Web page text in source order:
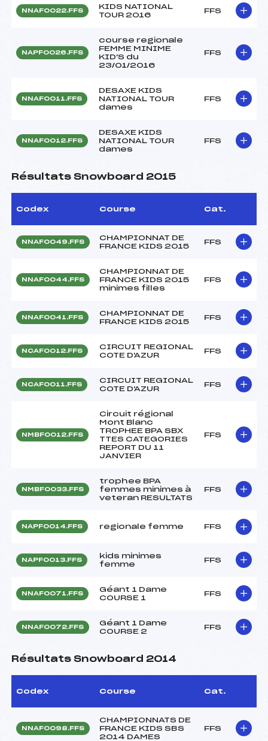
NNAF0022.FFS
KIDS NATIONAL
TOUR 2016
FFS
NAPF0026.FFS
course regionale
FEMME MINIME
KID'S du
23/01/2016
FFS
NNAF0011.FFS
DESAXE KIDS
NATIONAL TOUR
dames
FFS
NNAF0012.FFS
DESAXE KIDS
NATIONAL TOUR
dames
FFS
Résultats Snowboard 2015
Codex Course Cat.
NNAF0049.FFS
CHAMPIONNAT DE
FRANCE KIDS 2015
FFS
NNAF0044.FFS
CHAMPIONNAT DE
FRANCE KIDS 2015
minimes filles
FFS
NNAF0041.FFS
CHAMPIONNAT DE
FRANCE KIDS 2015
FFS
NCAF0012.FFS
CIRCUIT REGIONAL
COTE D'AZUR
FFS
NCAF0011.FFS
CIRCUIT REGIONAL
COTE D'AZUR
FFS
NMBF0012.FFS
Circuit régional
Mont Blanc
TROPHEE BPA SBX
TTES CATEGORIES
REPORT DU 11
JANVIER
FFS
NMBF0033.FFS
trophee BPA
femmes minimes à
veteran RESULTATS
FFS
NAPF0014.FFS regionale femme FFS
NAPF0013.FFS
kids minimes
femme
FFS
NNAF0071.FFS
Géant 1 Dame
COURSE 1
FFS
NNAF0072.FFS
Géant 1 Dame
COURSE 2
FFS
Résultats Snowboard 2014
Codex Course Cat.
NNAF0098.FFS
CHAMPIONNATS DE
FRANCE KIDS SBS
2014 DAMES
FFS